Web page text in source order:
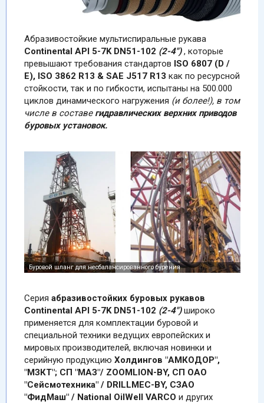
Aбразивостойкие мультиспиральные рукава
Continental API 5-7KDN51-102 (2-4"), которые
превышают требования стандартов ISO 6807 (D /
E), ISO 3862 R13 & SAE J517 R13 как по ресурсной
стойкости, так и по гибкости, испытаны на 500.000
циклов динамического нагружения (и более!), в том
числе в составе гидравлических верхних приводов
буровых установок.
Серия абразивостойких буровых рукавов
Continental API 5-7KDN51-102 (2-4")широко
применяется для комплектации буровой и
специальной техники ведущих европейских и
мировых производителей, включая новинки и
серийную продукцию Холдингов "АМКОДОР",
"МЗКТ"; СП "МАЗ"/ ZOOMLION-BY, СП ОАО
"Сейсмотехника" / DRILLMEC-BY, СЗАО
"ФидМаш" / National OilWell VARCO и других